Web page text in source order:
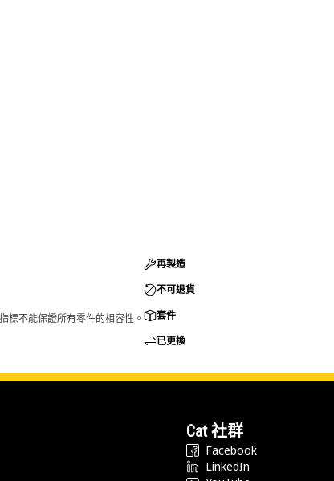
標不能保證所有零件的相容性。
再製造
不可退貨
套件
已更換
Cat 社群
Facebook
LinkedIn